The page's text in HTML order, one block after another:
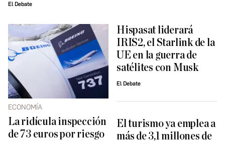
El Debate
ECONOMÍA
La ridícula inspección
de 73 euros por riesgo
Hispasat liderará
IRIS2, el Starlink de la
UE en la guerra de
satélites con Musk
El Debate
El turismo ya emplea a
más de 3,1 millones de